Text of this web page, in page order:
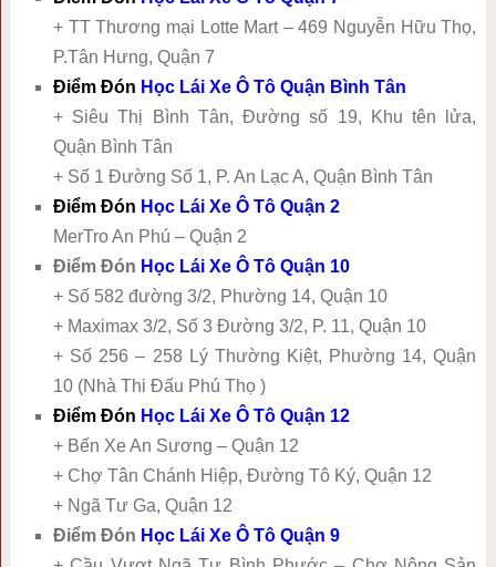
+ TT Thương mại Lotte Mart – 469 Nguyễn Hữu Thọ,
P.Tân Hưng, Quận 7
Điểm Đón Học Lái Xe Ô Tô Quận Bình Tân
+ Siêu Thị Bình Tân, Đường số 19, Khu tên lửa,
Quận Bình Tân
+ Số 1 Đường Số 1, P. An Lạc A, Quận Bình Tân
Điểm Đón Học Lái Xe Ô Tô Quận 2
MerTro An Phú – Quận 2
Điểm Đón Học Lái Xe Ô Tô Quận 10
+ Số 582 đường 3/2, Phường 14, Quận 10
+ Maximax 3/2, Số 3 Đường 3/2, P. 11, Quận 10
+ Số 256 – 258 Lý Thường Kiệt, Phường 14, Quận
10 (Nhà Thi Đấu Phú Thọ )
Điểm Đón Học Lái Xe Ô Tô Quận 12
+ Bến Xe An Sương – Quận 12
+ Chợ Tân Chánh Hiệp, Đường Tô Ký, Quận 12
+ Ngã Tư Ga, Quận 12
Điểm Đón Học Lái Xe Ô Tô Quận 9